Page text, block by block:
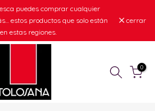
puedes comprar cualquier
estos productos que solo están
estas regiones.
cerrar
0